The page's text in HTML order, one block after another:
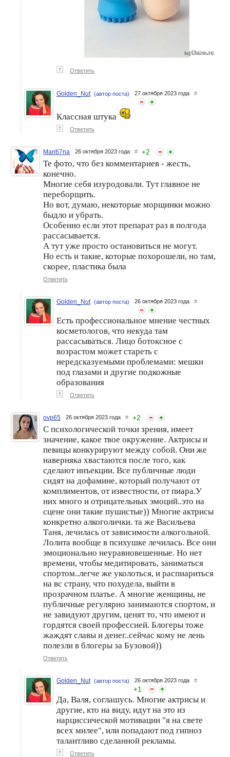
↑ Ответить
Golden_Nut (автор поста) 27 октября 2023 года #
Классная штука
↑ Ответить
Mari67na 26 октября 2023 года # +2
Те фото, что без комментариев - жесть,
конечно.
Многие себя изуродовали. Тут главное не
переборщить.
Но вот, думаю, некоторые морщинки можно
быдло и убрать.
Особенно если этот препарат раз в полгода
рассасывается.
А тут уже просто остановиться не могут.
Но есть и такие, которые похорошели, но там,
скорее, пластика была
Ответить
Golden_Nut (автор поста) 26 октября 2023 года #
Есть профессиональное мнение честных
косметологов, что некуда там
рассасываться. Лицо ботоксное с
возрастом может стареть с
нередсказуемыми проблемами: мешки
под глазами и другие подкожные
образования
↑ Ответить
ovp65 26 октября 2023 года # +2
С психологической точки зрения, имеет
значение, какое твое окружение. Актрисы и
певицы конкурируют между собой. Они же
наверняка хвастаются после того, как
сделают инъекции. Все публичные люди
сидят на дофамине, который получают от
комплиментов, от известности, от пиара.У
них много и отрицательных эмоций..это на
сцене они такие пушистые)) Многие актрисы
конкретно алкоголички. та же Васильева
Таня, лечилась от зависимости алкогольной.
Лолита вообще в психушке лечилась. Все они
эмоционально неуравновешенные. Но нет
времени, чтобы медитировать, заниматься
спортом..легче же уколоться, и распиариться
на вс страну, что похудела, выйти в
прозрачном платье. А многие женщины, не
публичные регулярно занимаются спортом, и
не завидуют другим, ценят то, что имеют и
гордятся своей профессией. Блогеры тоже
жаждят славы и денег..сейчас кому не лень
полезли в блогеры за Бузовой))
Ответить
Golden_Nut (автор поста) 26 октября 2023 года #
+1
Да, Валя, соглашусь. Многие актрисы и
другие, кто на виду, идут на это из
нарциссической мотивации "я на свете
всех милее", или попадают под гипноз
талантливо сделанной рекламы.
↑ Ответить